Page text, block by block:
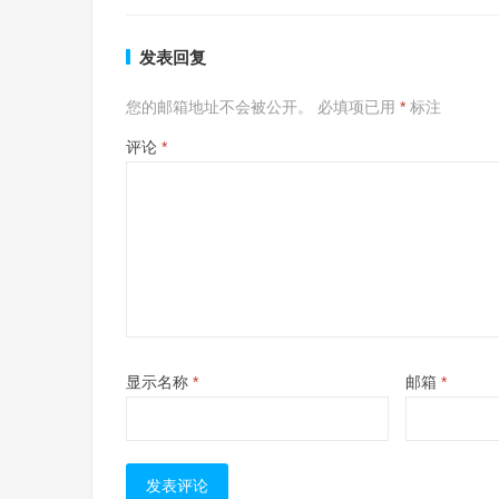
发表回复
您的邮箱地址不会被公开。 必填项已用 * 标注
评论 *
显示名称 * 邮箱 *